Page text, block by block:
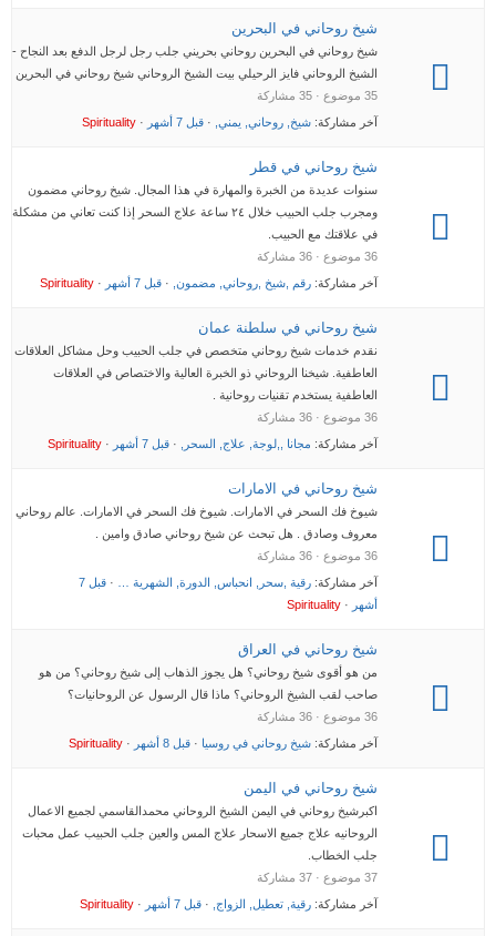
شيخ روحاني في البحرين
شيخ روحاني في البحرين روحاني بحريني جلب رجل لرجل الدفع بعد النجاح -
الشيخ الروحاني فايز الرحيلي بيت الشيخ الروحاني شيخ روحاني في البحرين
35 موضوع · 35 مشاركة
آخر مشاركة: شيخ, روحاني, يمني, · قبل 7 أشهر ·
Spirituality
شيخ روحاني في قطر
سنوات عديدة من الخبرة والمهارة في هذا المجال. شيخ روحاني مضمون
ومجرب جلب الحبيب خلال ٢٤ ساعة علاج السحر إذا كنت تعاني من مشكلة
في علاقتك مع الحبيب.
36 موضوع · 36 مشاركة
آخر مشاركة: رقم ,شيخ ,روحاني, مضمون, · قبل 7 أشهر ·
Spirituality
شيخ روحاني في سلطنة عمان
نقدم خدمات شيخ روحاني متخصص في جلب الحبيب وحل مشاكل العلاقات
العاطفية. شيخنا الروحاني ذو الخبرة العالية والاختصاص في العلاقات
العاطفية يستخدم تقنيات روحانية .
36 موضوع · 36 مشاركة
آخر مشاركة: مجانا ,,لوجة, علاج, السحر, · قبل 7 أشهر ·
Spirituality
شيخ روحاني في الامارات
شيوخ فك السحر في الامارات. شيوخ فك السحر في الامارات. عالم روحاني
معروف وصادق . هل تبحث عن شيخ روحاني صادق وامين .
36 موضوع · 36 مشاركة
آخر مشاركة: رقية ,سحر, انحباس, الدورة, الشهرية … ·
قبل 7
أشهر ·
Spirituality
شيخ روحاني في العراق
من هو أقوى شيخ روحاني؟ هل يجوز الذهاب إلى شيخ روحاني؟ من هو
صاحب لقب الشيخ الروحاني؟ ماذا قال الرسول عن الروحانيات؟
36 موضوع · 36 مشاركة
آخر مشاركة: شيخ روحاني في روسيا · قبل 8 أشهر ·
Spirituality
شيخ روحاني في اليمن
اكبرشيخ روحاني في اليمن الشيخ الروحاني محمدالقاسمي لجميع الاعمال
الروحانيه علاج جميع الاسحار علاج المس والعين جلب الحبيب عمل محبات
جلب الخطاب.
37 موضوع · 37 مشاركة
آخر مشاركة: رقية, تعطيل, الزواج, · قبل 7 أشهر ·
Spirituality